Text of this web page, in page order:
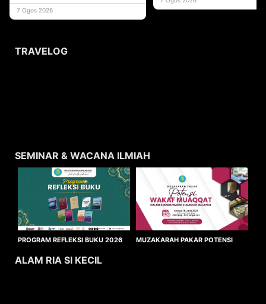
usaha
7 Ogos 2026
TRAVELOG
SEMINAR & WACANA ILMIAH
PROGRAM REFLEKSI BUKU 2026
MUZAKARAH PAKAR POTENSI
ALAM RIA SI KECIL